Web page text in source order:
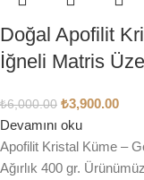
Doğal Apofilit
İğneli Matris
₺6,000.00 ₺3,900.00
Devamını oku
Apofilit Kristal Küme –
Ağırlık 400 gr.